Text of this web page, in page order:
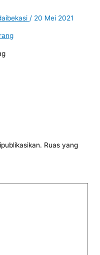
/ 20 Mei 2021
Ruas yang